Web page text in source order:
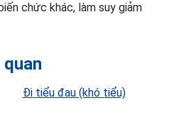
chức khác, làm suy giảm
Đi tiểu đau (khó tiểu)